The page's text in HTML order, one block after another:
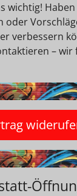
wichtig! Haben
oder
verbessern
–